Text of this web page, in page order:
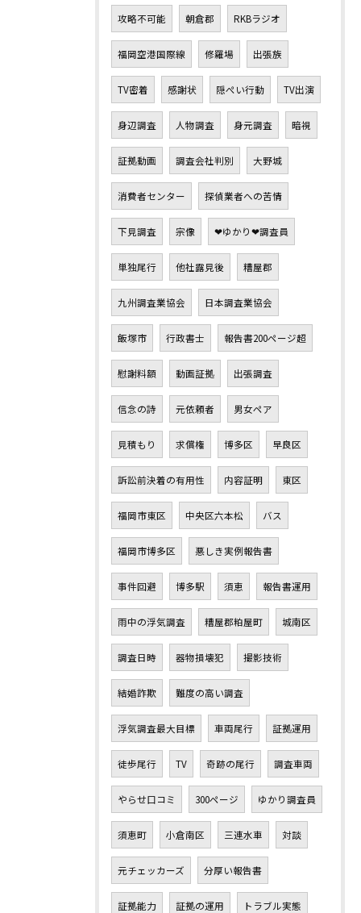
攻略不可能 朝倉郡 RKBラジオ
福岡空港国際線 修羅場 出張族
TV密着 感謝状 隠ぺい行動 TV出演
身辺調査 人物調査 身元調査 暗視
証拠動画 調査会社判別 大野城
消費者センター 探偵業者への苦情
下見調査 宗像 ❤ゆかり❤調査員
単独尾行 他社露見後 糟屋郡
九州調査業協会 日本調査業協会
飯塚市 行政書士 報告書200ページ超
慰謝料額 動画証拠 出張調査
信念の詩 元依頼者 男女ペア
見積もり 求償権 博多区 早良区
訴訟前決着の有用性 内容証明 東区
福岡市東区 中央区六本松 バス
福岡市博多区 悪しき実例報告書
事件回避 博多駅 須恵 報告書運用
雨中の浮気調査 糟屋郡粕屋町 城南区
調査日時 器物損壊犯 撮影技術
結婚詐欺 難度の高い調査
浮気調査最大目標 車両尾行 証拠運用
徒歩尾行 TV 奇跡の尾行 調査車両
やらせ口コミ 300ページ ゆかり調査員
須恵町 小倉南区 三連水車 対談
元チェッカーズ 分厚い報告書
証拠能力 証拠の運用 トラブル実態